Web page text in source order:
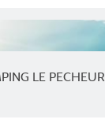
LE PECHEUR